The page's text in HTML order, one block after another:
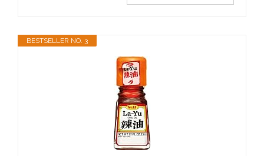
BESTSELLER NO. 3